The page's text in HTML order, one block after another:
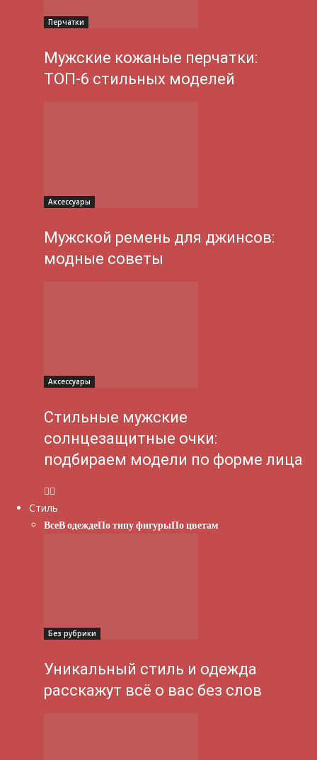
Перчатки
Мужские кожаные перчатки:
ТОП-6 стильных моделей
Аксессуары
Мужской ремень для джинсов:
модные советы
Аксессуары
Стильные мужские
солнцезащитные очки:
подбираем модели по форме лица
Стиль
ВсеВ одеждеПо типу фигурыПо цветам
Без рубрики
Уникальный стиль и одежда
расскажут всё о вас без слов